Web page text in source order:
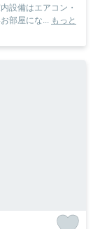
設備はエアコン・
部屋にな... もっと